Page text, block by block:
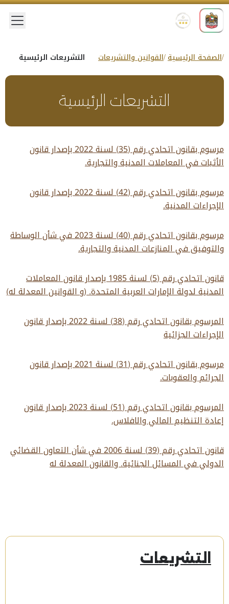
الصفحة الرئيسية القوانين والتشريعات التشريعات الرئيسية
التشريعات الرئيسية
مرسوم بقانون اتحادي رقم (35) لسنة 2022 بإصدار قانون
الأثبات في المعاملات المدنية والتجارية.
مرسوم بقانون اتحادي رقم (42) لسنة 2022 بإصدار قانون
الإجراءات المدنية.
مرسوم بقانون اتحادي رقم (40) لسنة 2023 في شأن الوساطة
والتوفيق في المنازعات المدنية والتجارية.
قانون اتحادي رقم (5) لسنة 1985 بإصدار قانون المعاملات
المدنية لدولة الإمارات العربية المتحدة. (و القوانين المعدلة له)
المرسوم بقانون اتحادي رقم (38) لسنة 2022 بإصدار قانون
الإجراءات الجزائية
مرسوم بقانون اتحادي رقم (31) لسنة 2021 بإصدار قانون
الجرائم والعقوبات.
المرسوم بقانون اتحادي رقم (51) لسنة 2023 بإصدار قانون
إعادة التنظيم المالي والافلاس.
قانون اتحادي رقم (39) لسنة 2006 في شأن التعاون القضائي
الدولي في المسائل الجنائية. والقانون المعدلة له
التشريعات